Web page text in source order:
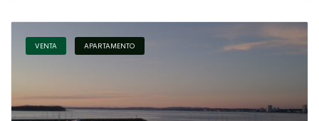
VENTA APARTAMENTO